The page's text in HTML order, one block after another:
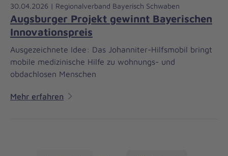
30.04.2026 | Regionalverband Bayerisch Schwaben
Augsburger Projekt gewinnt Bayerischen
Innovationspreis
Ausgezeichnete Idee: Das Johanniter-Hilfsmobil bringt
mobile medizinische Hilfe zu wohnungs- und
obdachlosen Menschen
Mehr erfahren